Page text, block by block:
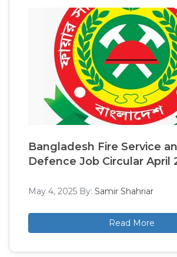
Bangladesh Fire Service
Defence Job Circular April
May 4, 2025 By: Samir Shahriar
Read More